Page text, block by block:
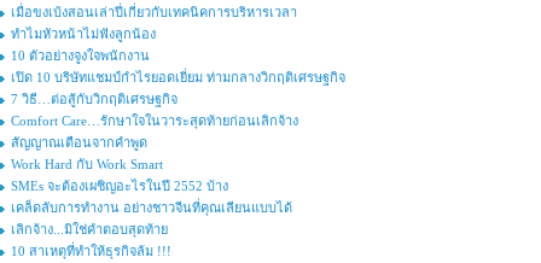
เมื่อขงเบ้งสอนเล่าปี่เกี่ยวกับเทคนิคการบริหารเวลา
ทำไมหัวหน้าไม่ฟังลูกน้อง
10 ตัวอย่างจูงใจพนักงาน
เปิด 10 บริษัทแชมป์กำไรยอดเยี่ยม ท่ามกลางวิกฤติเศรษฐกิจ
7 วิธี…ต่อสู้กับวิกฤติเศรษฐกิจ
Comfort Care…รักษาใจในวาระสุดท้ายก่อนเลิกจ้าง
สัญญาณเตือนจากคำพูด
Work Hard กับ Work Smart
SMEs จะต้องเผชิญอะไรในปี 2552 บ้าง
เคล็ดลับการทำงาน อย่างชาวจีนที่คุณเลียนแบบได้
เลิกจ้าง...มิใช่คำตอบสุดท้าย
10 สาเหตุที่ทำให้ธุรกิจล้ม !!!